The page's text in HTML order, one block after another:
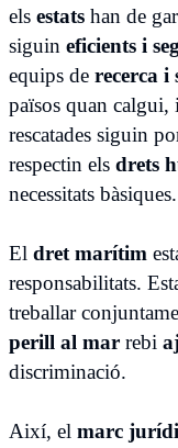
els estats han de
siguin eficients i
equips de recerca i
països quan calgui,
rescatades siguin
respectin els drets
necessitats bàsiques.
El dret marítim
responsabilitats.
treballar
perill al mar rebi
discriminació.
Així, el marc